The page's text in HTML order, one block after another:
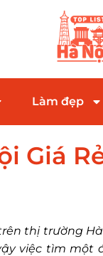
Làm đẹp
Giá
thị trường
việc tìm một